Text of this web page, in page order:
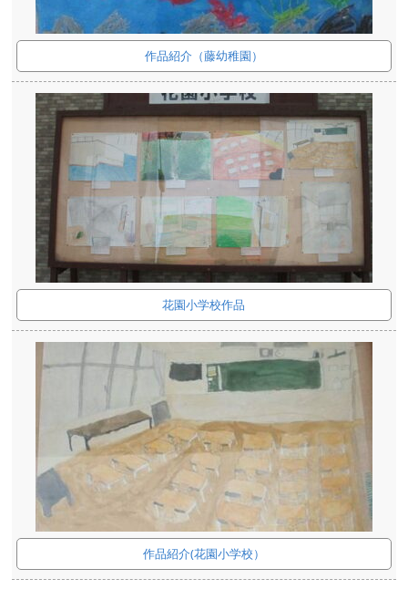
作品紹介（藤幼稚園）
花園小学校作品
作品紹介(花園小学校）